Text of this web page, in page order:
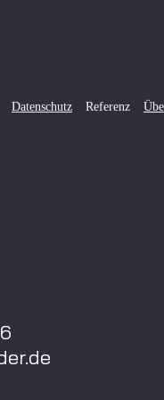
Datenschutz Referenz